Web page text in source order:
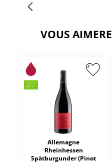
VOUS
Allemagne
Rheinhessen
Spätburgunder (Pinot